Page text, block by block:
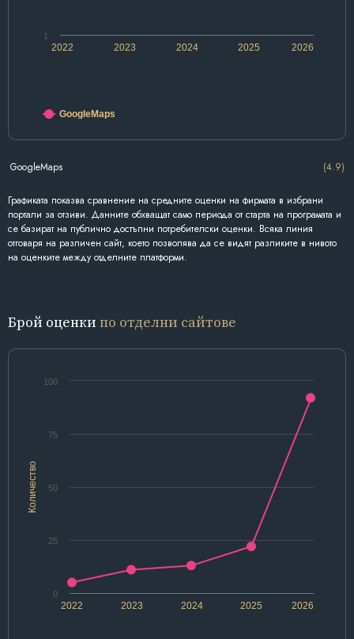
2022 2024 2026
2023 2025
1
GoogleMaps
GoogleMaps (4.9)
Графиката показва сравнение на средните оценки на фирмата в избрани
портали за отзиви. Данните обхващат само периода от старта на програмата и
се базират на публично достъпни потребителски оценки. Всяка линия
отговаря на различен сайт, което позволява да се видят разликите в нивото
на оценките между отделните платформи.
Брой оценки по отделни сайтове
Количество
2022 2024 2026
2023 2025
0
100
25
50
75